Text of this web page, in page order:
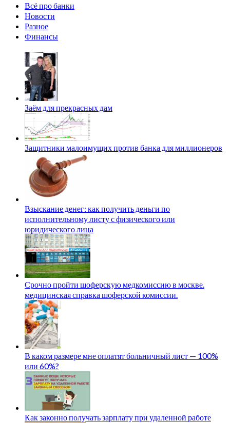
Всё про банки
Новости
Разное
Финансы
Заём для прекрасных дам
Защитники малоимущих против банка для миллионеров
Взыскание денег: как получить деньги по
исполнительному листу с физического или
юридического лица
Срочно пройти шоферскую медкомиссию в москве.
медицинская справка шоферской комиссии.
В каком размере мне оплатят больничный лист — 100%
или 60%?
Как законно получать зарплату при удаленной работе